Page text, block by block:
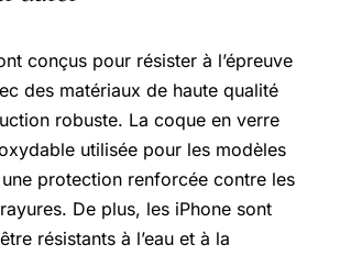
conçus pour résister à l’épreuve
des matériaux de haute qualité
robuste. La coque en verre
utilisée pour les modèles
protection renforcée contre les
De plus, les iPhone sont
résistants à l’eau et à la